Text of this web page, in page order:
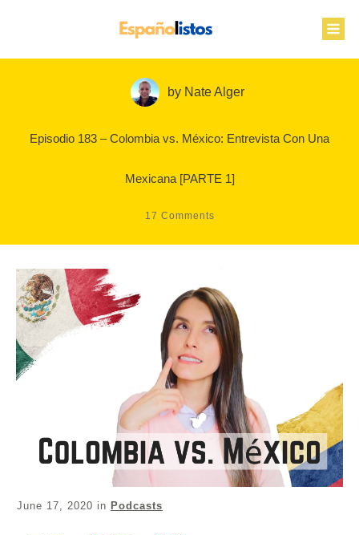
by Nate Alger
Episodio 183 – Colombia vs. México: Entrevista Con Una
Mexicana [PARTE 1]
17 Comments
June 17, 2020 in Podcasts